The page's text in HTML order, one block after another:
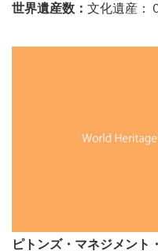
世界遺産数： 文化遺産：
ピトンズ・マネジメント